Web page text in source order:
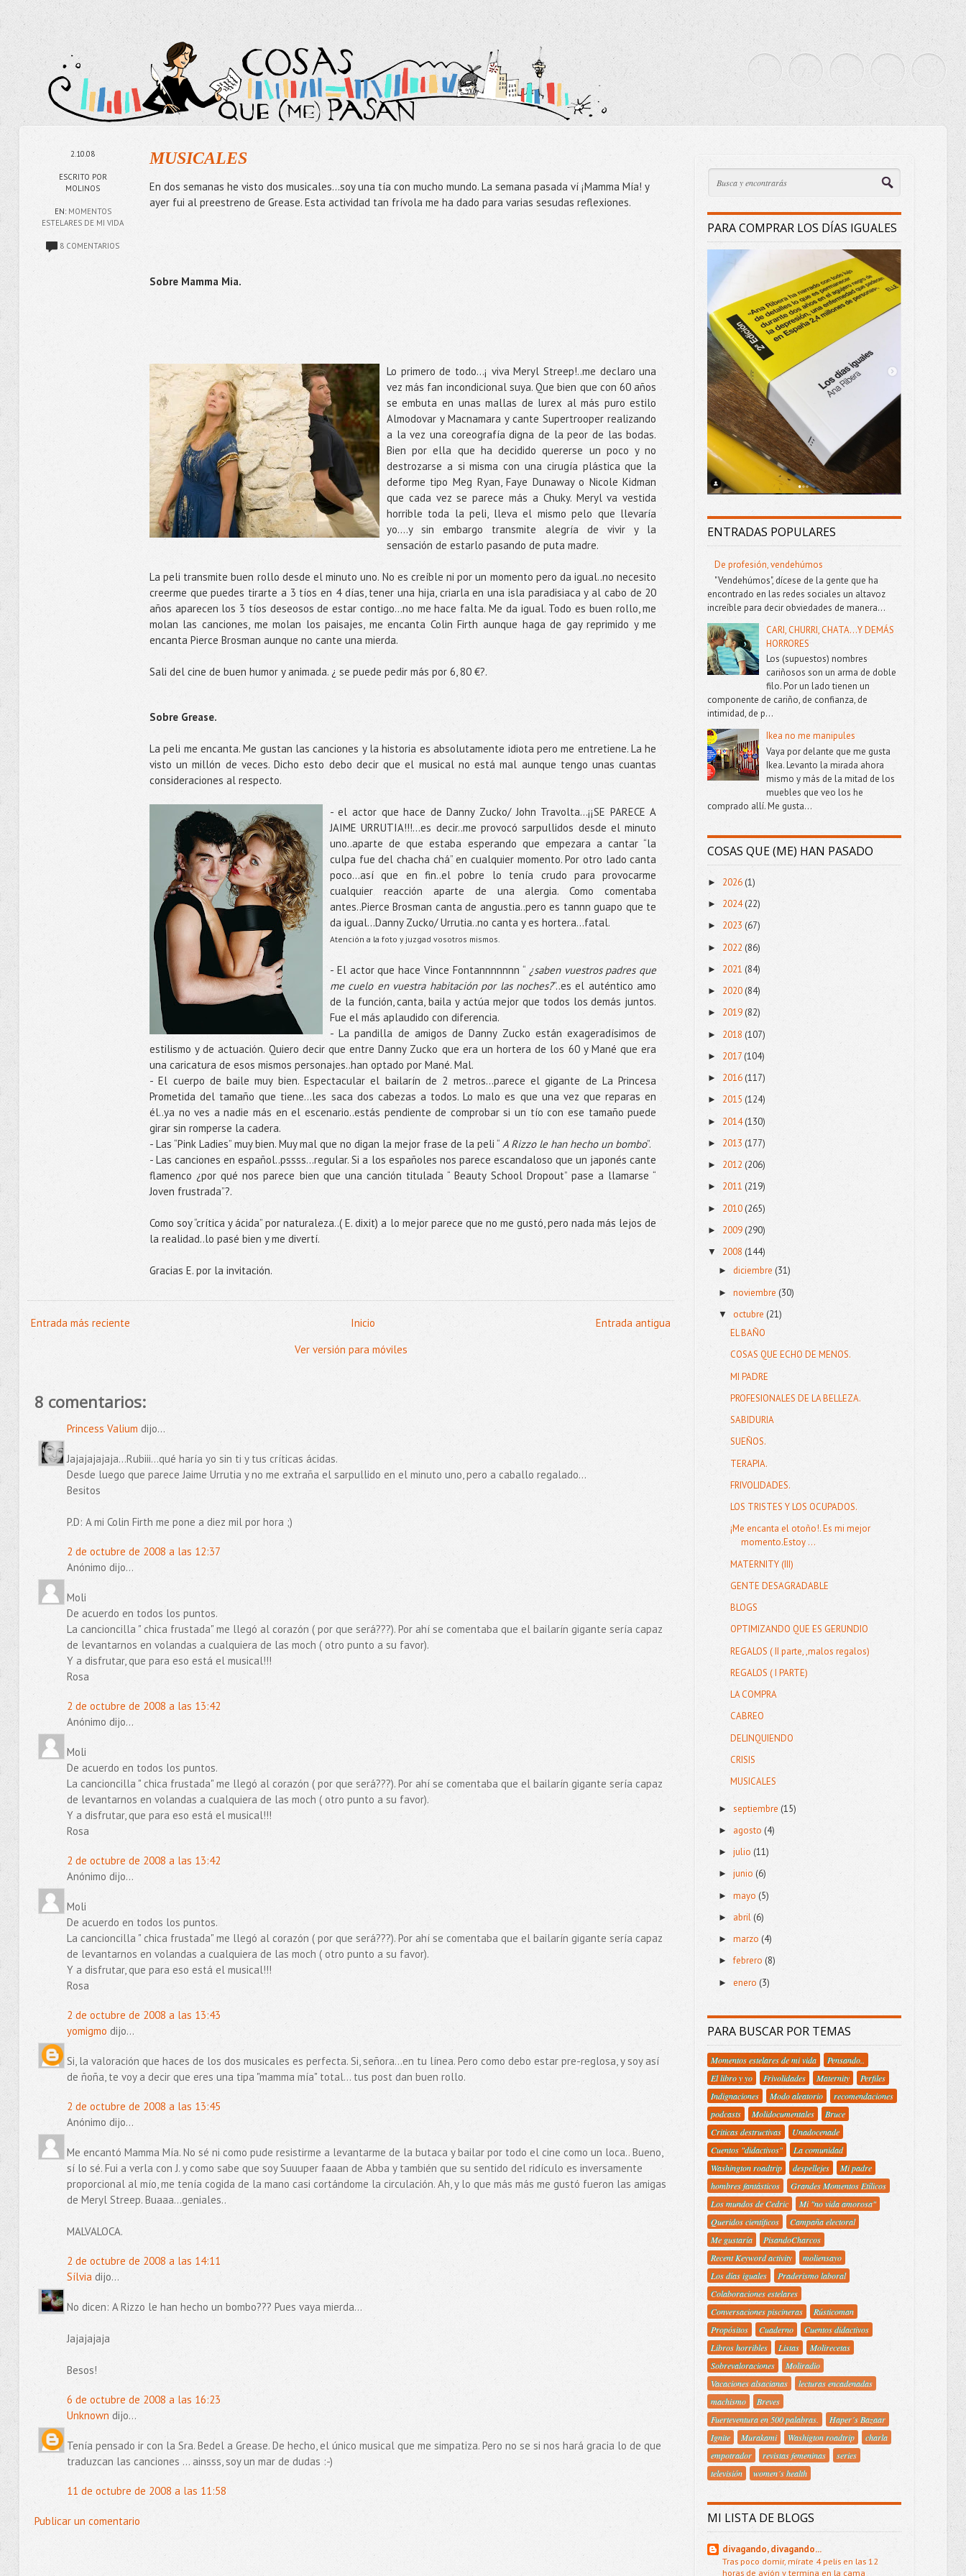
2.10.08
ESCRITO POR
MOLINOS
EN: MOMENTOS
ESTELARES DE MI VIDA
8 COMENTARIOS
MUSICALES
En dos semanas he visto dos musicales…soy una tía con mucho mundo. La semana pasada ví ¡Mamma Mía! y
ayer fui al preestreno de Grease. Esta actividad tan frívola me ha dado para varias sesudas reflexiones.
Sobre Mamma Mia.
Lo primero de todo…¡ viva Meryl Streep!..me declaro una
vez más fan incondicional suya. Que bien que con 60 años
se embuta en unas mallas de lurex al más puro estilo
Almodovar y Macnamara y cante Supertrooper realizando
a la vez una coreografía digna de la peor de las bodas.
Bien por ella que ha decidido quererse un poco y no
destrozarse a si misma con una cirugía plástica que la
deforme tipo Meg Ryan, Faye Dunaway o Nicole Kidman
que cada vez se parece más a Chuky. Meryl va vestida
horrible toda la peli, lleva el mismo pelo que llevaría
yo….y sin embargo transmite alegría de vivir y la
sensación de estarlo pasando de puta madre.
La peli transmite buen rollo desde el minuto uno. No es creíble ni por un momento pero da igual..no necesito
creerme que puedes tirarte a 3 tíos en 4 días, tener una hija, criarla en una isla paradisiaca y al cabo de 20
años aparecen los 3 tíos deseosos de estar contigo…no me hace falta. Me da igual. Todo es buen rollo, me
molan las canciones, me molan los paisajes, me encanta Colin Firth aunque haga de gay reprimido y me
encanta Pierce Brosman aunque no cante una mierda.
Sali del cine de buen humor y animada. ¿ se puede pedir más por 6, 80 €?.
Sobre Grease.
La peli me encanta. Me gustan las canciones y la historia es absolutamente idiota pero me entretiene. La he
visto un millón de veces. Dicho esto debo decir que el musical no está mal aunque tengo unas cuantas
consideraciones al respecto.
- el actor que hace de Danny Zucko/ John Travolta…¡¡SE PARECE A
JAIME URRUTIA!!!...es decir..me provocó sarpullidos desde el minuto
uno..aparte de que estaba esperando que empezara a cantar “la
culpa fue del chacha chá” en cualquier momento. Por otro lado canta
poco…así que en fin..el pobre lo tenía crudo para provocarme
cualquier reacción aparte de una alergia. Como comentaba
antes..Pierce Brosman canta de angustia..pero es tannn guapo que te
da igual…Danny Zucko/ Urrutia..no canta y es hortera…fatal.
Atención a la foto y juzgad vosotros mismos.
- El actor que hace Vince Fontannnnnnn “ ¿saben vuestros padres que
me cuelo en vuestra habitación por las noches?”..es el auténtico amo
de la función, canta, baila y actúa mejor que todos los demás juntos.
Fue el más aplaudido con diferencia.
- La pandilla de amigos de Danny Zucko están exageradísimos de
estilismo y de actuación. Quiero decir que entre Danny Zucko que era un hortera de los 60 y Mané que era
una caricatura de esos mismos personajes..han optado por Mané. Mal.
- El cuerpo de baile muy bien. Espectacular el bailarín de 2 metros…parece el gigante de La Princesa
Prometida del tamaño que tiene…les saca dos cabezas a todos. Lo malo es que una vez que reparas en
él..ya no ves a nadie más en el escenario..estás pendiente de comprobar si un tío con ese tamaño puede
girar sin romperse la cadera.
- Las “Pink Ladies” muy bien. Muy mal que no digan la mejor frase de la peli “ A Rizzo le han hecho un bombo”.
- Las canciones en español..pssss…regular. Si a los españoles nos parece escandaloso que un japonés cante
flamenco ¿por qué nos parece bien que una canción titulada “ Beauty School Dropout” pase a llamarse “
Joven frustrada”?.
Como soy “crítica y ácida” por naturaleza..( E. dixit) a lo mejor parece que no me gustó, pero nada más lejos de
la realidad..lo pasé bien y me divertí.
Gracias E. por la invitación.
Entrada más reciente Entrada antigua
Inicio
Ver versión para móviles
8 comentarios:
Princess Valium dijo...
Jajajajajaja...Rubiii...qué haría yo sin ti y tus críticas ácidas.
Desde luego que parece Jaime Urrutia y no me extraña el sarpullido en el minuto uno, pero a caballo regalado...
Besitos
P.D: A mi Colin Firth me pone a diez mil por hora ;)
2 de octubre de 2008 a las 12:37
Anónimo dijo...
Moli
De acuerdo en todos los puntos.
La cancioncilla " chica frustada" me llegó al corazón ( por que será???). Por ahí se comentaba que el bailarín gigante sería capaz
de levantarnos en volandas a cualquiera de las moch ( otro punto a su favor).
Y a disfrutar, que para eso está el musical!!!
Rosa
2 de octubre de 2008 a las 13:42
Anónimo dijo...
Moli
De acuerdo en todos los puntos.
La cancioncilla " chica frustada" me llegó al corazón ( por que será???). Por ahí se comentaba que el bailarín gigante sería capaz
de levantarnos en volandas a cualquiera de las moch ( otro punto a su favor).
Y a disfrutar, que para eso está el musical!!!
Rosa
2 de octubre de 2008 a las 13:42
Anónimo dijo...
Moli
De acuerdo en todos los puntos.
La cancioncilla " chica frustada" me llegó al corazón ( por que será???). Por ahí se comentaba que el bailarín gigante sería capaz
de levantarnos en volandas a cualquiera de las moch ( otro punto a su favor).
Y a disfrutar, que para eso está el musical!!!
Rosa
2 de octubre de 2008 a las 13:43
yomigmo dijo...
Si, la valoración que haces de los dos musicales es perfecta. Si, señora...en tu línea. Pero como debo estar pre-reglosa, y soy así
de ñoña, te voy a decir que eres una tipa "mamma mía" total... tus post dan buen rollo.
2 de octubre de 2008 a las 13:45
Anónimo dijo...
Me encantó Mamma Mía. No sé ni como pude resistirme a levantarme de la butaca y bailar por todo el cine como un loca.. Bueno,
sí lo sé. Fui a verla con J. y como sabe que soy Suuuper faaan de Abba y también que su sentido del ridículo es inversamente
proporcional al mío, me tenía cogida de la mano casi cortándome la circulación. Ah, y lo que más más me gustó fueron las amigas
de Meryl Streep. Buaaa...geniales..
MALVALOCA.
2 de octubre de 2008 a las 14:11
Sílviadijo...
No dicen: A Rizzo le han hecho un bombo??? Pues vaya mierda...
Jajajajaja
Besos!
6 de octubre de 2008 a las 16:23
Unknown dijo...
Tenía pensado ir con la Sra. Bedel a Grease. De hecho, el único musical que me simpatiza. Pero no se si nos hará gracia lo de que
traduzcan las canciones ... ainsss, soy un mar de dudas :-)
11 de octubre de 2008 a las 11:58
Publicar un comentario
PARA COMPRAR LOS DÍAS IGUALES
ENTRADAS POPULARES
De profesión, vendehúmos
"Vendehúmos", dícese de la gente que ha
encontrado en las redes sociales un altavoz
increíble para decir obviedades de manera...
CARI, CHURRI, CHATA...Y DEMÁS
HORRORES
Los (supuestos) nombres
cariñosos son un arma de doble
filo. Por un lado tienen un
componente de cariño, de confianza, de
intimidad, de p...
Ikea no me manipules
Vaya por delante que me gusta
Ikea. Levanto la mirada ahora
mismo y más de la mitad de los
muebles que veo los he
comprado allí. Me gusta...
COSAS QUE (ME) HAN PASADO
► 2026 (1)
► 2024(22)
► 2023 (67)
► 2022 (86)
► 2021 (84)
► 2020(84)
► 2019(82)
► 2018 (107)
► 2017 (104)
► 2016(117)
► 2015 (124)
► 2014(130)
► 2013 (177)
► 2012 (206)
► 2011 (219)
► 2010(265)
► 2009 (290)
▼ 2008 (144)
►diciembre(31)
►noviembre(30)
▼octubre (21)
EL BAÑO
COSAS QUE ECHO DE MENOS.
MI PADRE
PROFESIONALES DE LA BELLEZA.
SABIDURIA
SUEÑOS.
TERAPIA.
FRIVOLIDADES.
LOS TRISTES Y LOS OCUPADOS.
¡Me encanta el otoño!. Es mi mejor
momento.Estoy ...
MATERNITY (III)
GENTE DESAGRADABLE
BLOGS
OPTIMIZANDO QUE ES GERUNDIO
REGALOS ( II parte, ,malos regalos)
REGALOS ( I PARTE)
LA COMPRA
CABREO
DELINQUIENDO
CRISIS
MUSICALES
► septiembre(15)
► agosto(4)
►julio(11)
►junio(6)
►mayo (5)
► abril(6)
►marzo(4)
►febrero (8)
►enero(3)
PARA BUSCAR POR TEMAS
Momentos estelares de mi vida
Pensando..
El libro y yo
Frivolidades Maternity
Perfiles
Indignaciones
Modo aleatorio
recomendaciones
podcasts
Molidocumentales
Bruce
Criticas destructivas
Unadocenade
Cuentos "didactivos"
La comunidad
Washington roadtrip
despellejes
Mi padre
hombres fantásticos
Grandes Momentos Etílicos
Los mundos de Cedric
Mi "no vida amorosa"
Queridos científicos
Campaña electoral
Me gustaría
PisandoCharcos
Recent Keyword activity
moliensayo
Los días iguales
Praderismo laboral
Colaboraciones estelares
Conversaciones piscineras
Rústicoman
Propósitos
Cuaderno
Cuentos didactivos
Libros horribles
Listas
Molirecetas
Sobrevaloraciones
Moliradio
Vacaciones alsacianas
lecturas encadenadas
machismo
Breves
Fuerteventura en 500 palabras.
Haper´s Bazaar
Ignite
Murakami Washigton roadtrip
charla
empotrador
revistas femeninas
series
televisión
women´s health
MI LISTA DE BLOGS
divagando, divagando...
Tras poco domir, mírate 4 pelis en las 12
horas de avión y termina en la cama